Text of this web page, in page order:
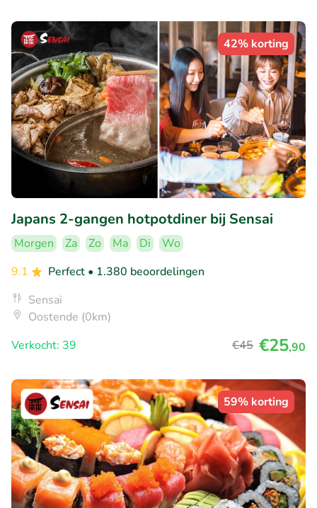
42% korting
Japans 2-gangen hotpotdiner bij Sensai
Morgen Za Zo Ma Di
Wo
9.1
Perfect • 1.380 beoordelingen
Sensai
Oostende (0km)
Verkocht: 39
€45 €25,90
59% korting